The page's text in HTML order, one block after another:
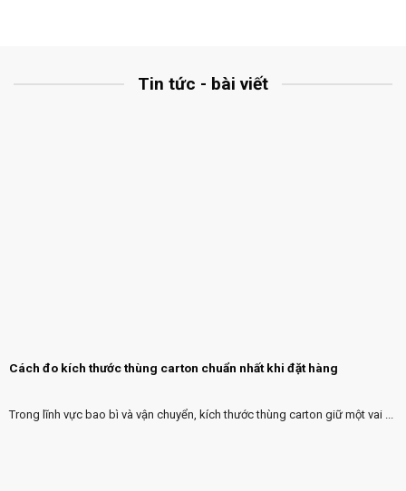
Tin tức - bài viết
Cách đo kích thước thùng carton chuẩn nhất khi đặt hàng
Trong lĩnh vực bao bì và vận chuyển, kích thước thùng carton giữ một vai ...